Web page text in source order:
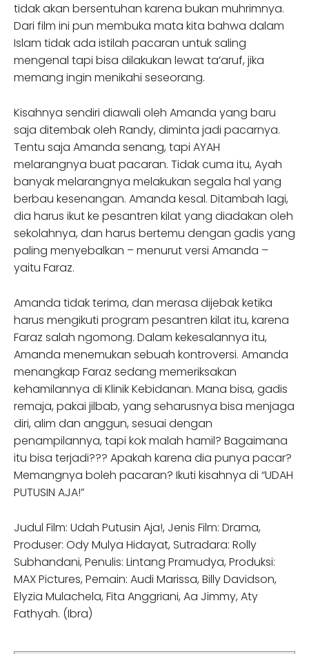
tidak akan bersentuhan karena bukan muhrimnya.
Dari film ini pun membuka mata kita bahwa dalam
Islam tidak ada istilah pacaran untuk saling
mengenal tapi bisa dilakukan lewat ta’aruf, jika
memang ingin menikahi seseorang.
Kisahnya sendiri diawali oleh Amanda yang baru
saja ditembak oleh Randy, diminta jadi pacarnya.
Tentu saja Amanda senang, tapi AYAH
melarangnya buat pacaran. Tidak cuma itu, Ayah
banyak melarangnya melakukan segala hal yang
berbau kesenangan. Amanda kesal. Ditambah lagi,
dia harus ikut ke pesantren kilat yang diadakan oleh
sekolahnya, dan harus bertemu dengan gadis yang
paling menyebalkan – menurut versi Amanda –
yaitu Faraz.
Amanda tidak terima, dan merasa dijebak ketika
harus mengikuti program pesantren kilat itu, karena
Faraz salah ngomong. Dalam kekesalannya itu,
Amanda menemukan sebuah kontroversi. Amanda
menangkap Faraz sedang memeriksakan
kehamilannya di Klinik Kebidanan. Mana bisa, gadis
remaja, pakai jilbab, yang seharusnya bisa menjaga
diri, alim dan anggun, sesuai dengan
penampilannya, tapi kok malah hamil? Bagaimana
itu bisa terjadi??? Apakah karena dia punya pacar?
Memangnya boleh pacaran? Ikuti kisahnya di “UDAH
PUTUSIN AJA!”
Judul Film: Udah Putusin Aja!, Jenis Film: Drama,
Produser: Ody Mulya Hidayat, Sutradara: Rolly
Subhandani, Penulis: Lintang Pramudya, Produksi:
MAX Pictures, Pemain: Audi Marissa, Billy Davidson,
Elyzia Mulachela, Fita Anggriani, Aa Jimmy, Aty
Fathyah. (Ibra)